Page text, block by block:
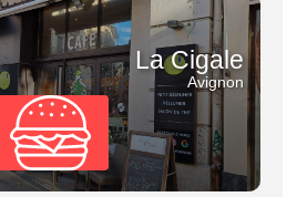
La Cigale
Avignon